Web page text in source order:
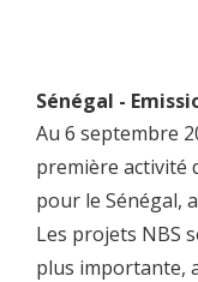
Sénégal -
Au 6 septembre
première activité
pour le Sénégal,
Les projets NBS
plus importante,